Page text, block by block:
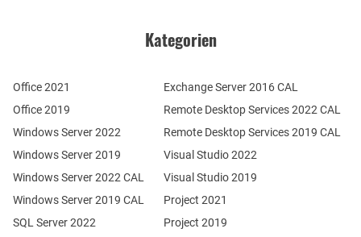
Kategorien
Office 2021
Office 2019
Windows Server 2022
Windows Server 2019
SQL Server 2022
Windows Server 2022 CAL
Windows Server 2019 CAL
Remote Desktop Services 2022 CAL
Remote Desktop Services 2019 CAL
Exchange Server 2016 CAL
Visual Studio 2022
Visual Studio 2019
Project 2021
Project 2019